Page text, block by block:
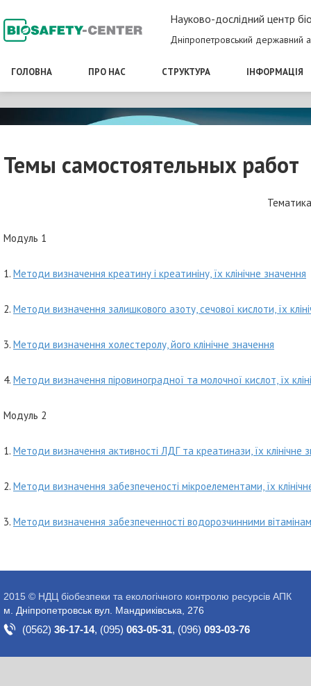
Науково-дослідний центр
Дніпропетровський державний
ГОЛОВНА ПРО НАС СТРУКТУРА ІНФОРМАЦІЯ
Темы самостоятельных работ
Модуль 1
1. Методи визначення креатину і креатиніну, їх клінічне значення
2. Методи визначення залишкового азоту, сечової кислоти, їх
3. Методи визначення холестеролу, його клінічне значення
4. Методи визначення піровиноградної та молочної кислот, їх
Модуль 2
1. Методи визначення активності ЛДГ та креатинази, їх клінічне
2. Методи визначення забезпеченості мікроелементами, їх
3. Методи визначення забезпеченності водорозчинними
2015 © НДЦ біобезпеки та екологічного контролю ресурсів АПК
м. Дніпропетровськ вул. Мандриківська, 276
(0562) 36-17-14, (095) 063-05-31, (096) 093-03-76